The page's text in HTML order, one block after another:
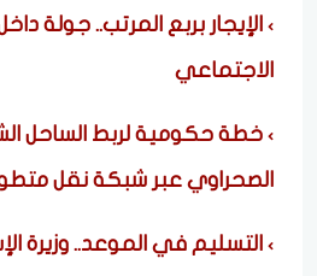
الإيجار بربع المرتب.. جولة
الاجتماعي
خطة حكومية لربط الساحل
الصحراوي عبر شبكة نقل
التسليم في الموعد.. وزيرة